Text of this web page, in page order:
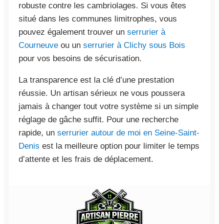
robuste contre les cambriolages. Si vous êtes
situé dans les communes limitrophes, vous
pouvez également trouver un serrurier à
Courneuve ou un serrurier à Clichy sous Bois
pour vos besoins de sécurisation.
La transparence est la clé d’une prestation
réussie. Un artisan sérieux ne vous poussera
jamais à changer tout votre système si un simple
réglage de gâche suffit. Pour une recherche
rapide, un serrurier autour de moi en Seine-Saint-
Denis est la meilleure option pour limiter le temps
d’attente et les frais de déplacement.